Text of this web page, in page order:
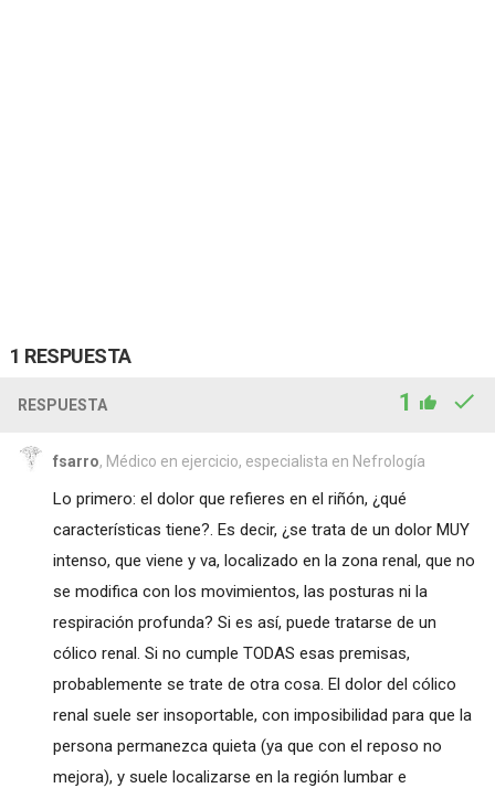
1 RESPUESTA
RESPUESTA 1
fsarro, Médico en ejercicio, especialista en Nefrología
Lo primero: el dolor que refieres en el riñón, ¿qué
características tiene?. Es decir, ¿se trata de un dolor MUY
intenso, que viene y va, localizado en la zona renal, que no
se modifica con los movimientos, las posturas ni la
respiración profunda? Si es así, puede tratarse de un
cólico renal. Si no cumple TODAS esas premisas,
probablemente se trate de otra cosa. El dolor del cólico
renal suele ser insoportable, con imposibilidad para que la
persona permanezca quieta (ya que con el reposo no
mejora), y suele localizarse en la región lumbar e